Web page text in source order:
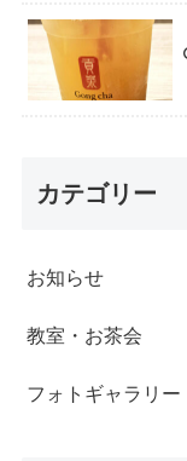
カテゴリー
お知らせ
教室・お茶会
フォトギャラリー